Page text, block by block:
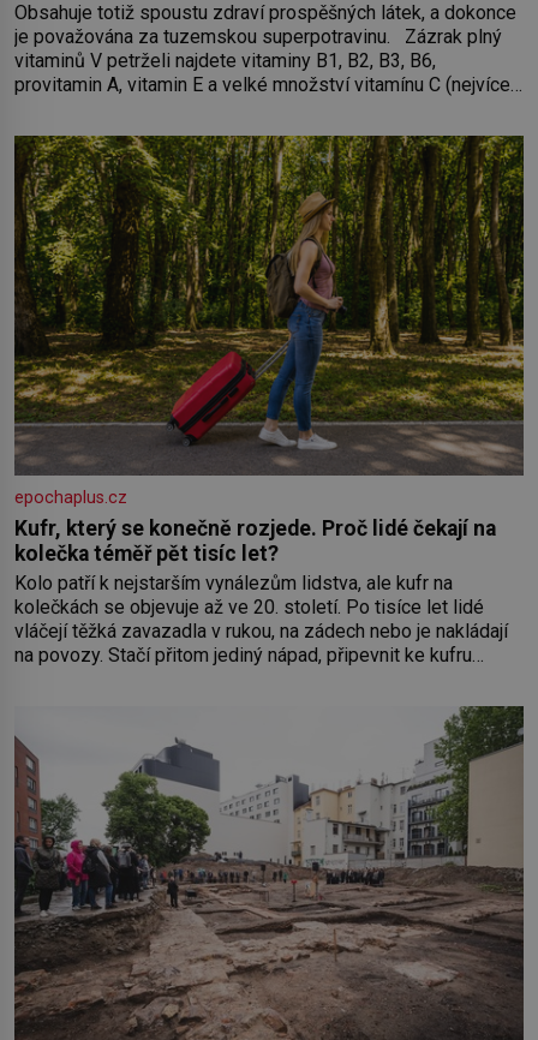
Obsahuje totiž spoustu zdraví prospěšných látek, a dokonce
je považována za tuzemskou superpotravinu. Zázrak plný
vitaminů V petrželi najdete vitaminy B1, B2, B3, B6,
provitamin A, vitamin E a velké množství vitamínu C (nejvíce
také, ale je ho desetkrát méně), a kyselinu listovou. Ale
epochaplus.cz
Kufr, který se konečně rozjede. Proč lidé čekají na
kolečka téměř pět tisíc let?
Kolo patří k nejstarším vynálezům lidstva, ale kufr na
kolečkách se objevuje až ve 20. století. Po tisíce let lidé
vláčejí těžká zavazadla v rukou, na zádech nebo je nakládají
na povozy. Stačí přitom jediný nápad, připevnit ke kufru